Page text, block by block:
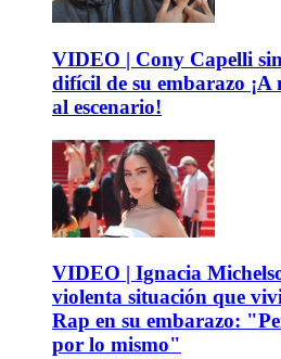
VIDEO | Cony Capelli
difícil de su embarazo ¡A
al escenario!
VIDEO | Ignacia
violenta situación que
Rap en su embarazo:
por lo mismo"